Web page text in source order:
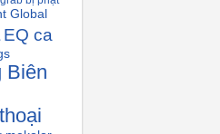
Global
EQ ca
Biên